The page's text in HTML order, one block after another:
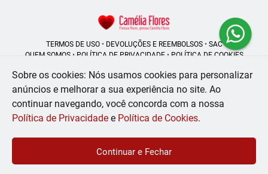
TERMOS DE USO• DEVOLUÇÕES E REEMBOLSOS• SAC
QUEM SOMOS• POLÍTICA DE PRIVACIDADE• POLÍTICA DE COOKIES
Camélia Flores | CNPJ: 08.250.956/0001-53
Rua do Rosário - 164, Centro - Rio de Janeiro - RJ - 20041-002
© 2024-2026 - Todos os direitos reservados - Desenvolvido por
Sobre os cookies: Nós usamos cookies para personalizar
anúncios e melhorar a sua experiência no site. Ao
continuar navegando, você concorda com a nossa
Política de Privacidade e Política de Cookies.
Continuar e Fechar